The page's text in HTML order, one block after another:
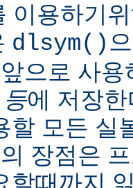
이용하기
dlsym()
으로 사
등에 저장
할 모든 실
장점은